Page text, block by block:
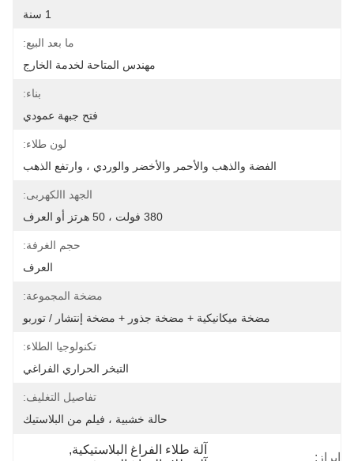
ما بعد البيع:
مهندس المتاحة لخدمة الخارج
بناء:
فتح جبهة عمودي
لون طلاء:
الفضة والذهب والأحمر والأخضر والوردي ، وارتفع الذهب
الجهد االكهربى:
380 فولت ، 50 هرتز أو العرف
حجم الغرفة:
العرف
مضخة المجموعة:
مضخة ميكانيكية + مضخة جذور + مضخة إنتشار / توربو
تكنولوجيا الطلاء:
التبخر الحراري الفراغي
تفاصيل التغليف:
حالة خشبية ، فيلم من البلاستيك
إبراز:
آلة طلاء الفراغ البلاستيكية,